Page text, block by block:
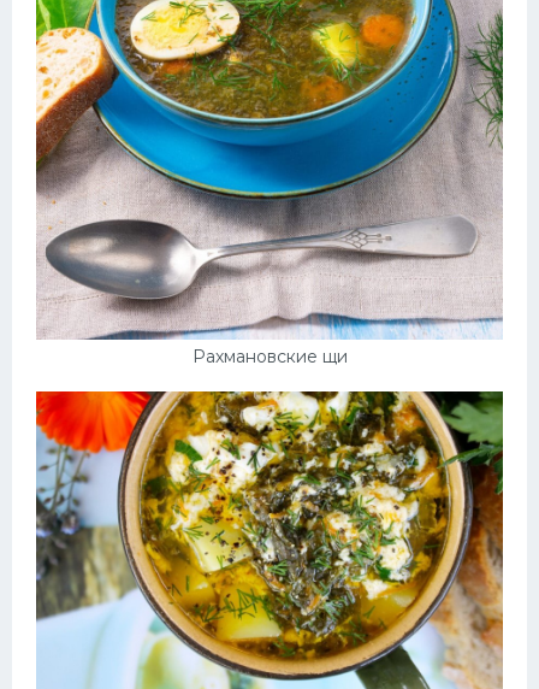
Рахмановские щи